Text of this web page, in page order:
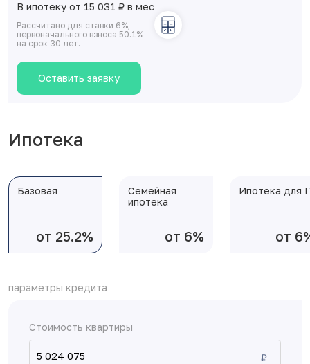
В ипотеку от 15 031 ₽ в мес
Рассчитано для ставки 6%,
первоначального взноса 50.1%
на срок 30 лет.
Оставить заявку
Ипотека
Базовая
от 25.2%
Семейная
ипотека
от 6%
Ипотека для
от
параметры кредита
Стоимость квартиры
₽